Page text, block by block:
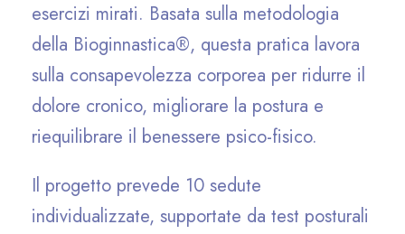
esercizi mirati. Basata sulla metodologia
della Bioginnastica®, questa pratica lavora
sulla consapevolezza corporea per ridurre il
dolore cronico, migliorare la postura e
riequilibrare il benessere psico-fisico.
Il progetto prevede 10 sedute
individualizzate, supportate da test posturali